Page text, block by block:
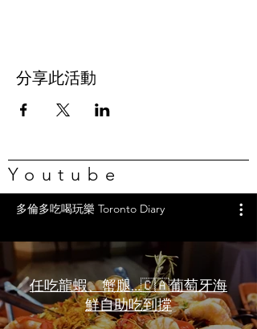
分享此活動
Youtube
多倫多吃喝玩樂 Toronto Diary
任吃龍蝦、蟹腿…🇨🇦葡萄牙海
鮮自助吃到撐